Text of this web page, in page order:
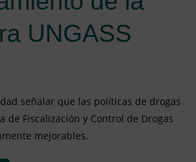
UNGASS
señalar que las políticas de drogas
de Fiscalización y Control de Drogas
mejorables.